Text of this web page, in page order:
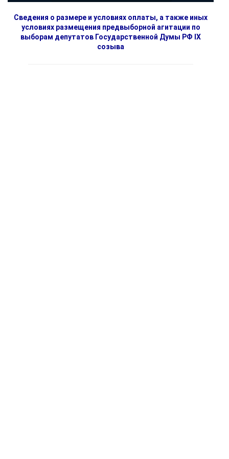
Сведения о размере и условиях оплаты, а также иных
условиях размещения предвыборной агитации по
выборам депутатов Государственной Думы РФ IX
созыва